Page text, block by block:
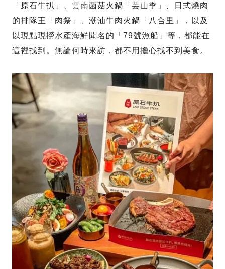
「原石牛扒」、雲南菌菇火鍋「芸山季」、日式燒肉
的排隊王「肉祭」、潮汕牛肉火鍋「八合里」，以及
以現點現撈水產海鮮聞名的「79號漁船」等，都能在
這裡找到。無論何時來訪，都不用擔心找不到美食。